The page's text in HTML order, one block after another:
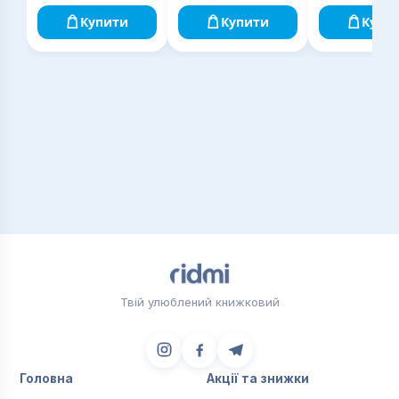
073 Менеджмент, за освітньою програмою
Управління навчальним закладом, може
використовуватися в системі професійного
Купити
Купити
Твій улюблений книжковий
Головна
Акції та знижки